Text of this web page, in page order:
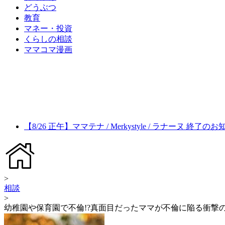
どうぶつ
教育
マネー・投資
くらしの相談
ママコマ漫画
【8/26 正午】ママテナ / Merkystyle / ラナーヌ 終了のお
>
相談
>
幼稚園や保育園で不倫!?真面目だったママが不倫に陥る衝撃